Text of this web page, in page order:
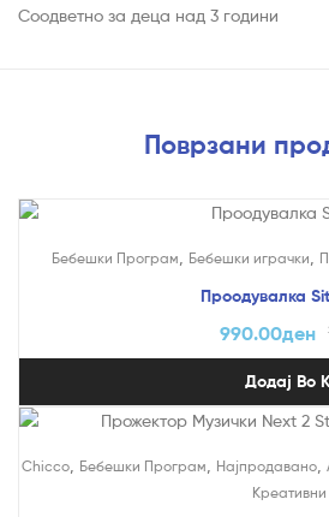
Соодветно за деца над 3 години
Поврзани
Бебешки Програм Бебешки играчки
Проодувалка
990.00ден
Додај Во
Chicco, Бебешки Програм Најпродавано,
Креативни